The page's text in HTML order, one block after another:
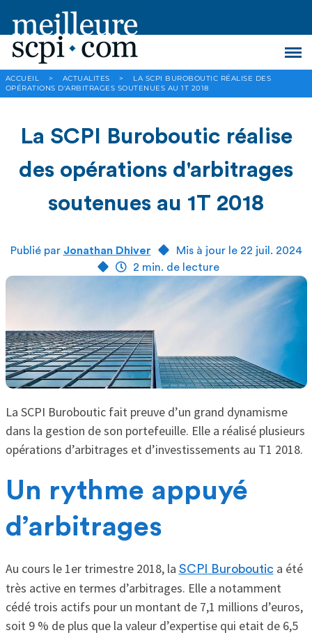
ACCUEIL > ACTUALITES >
LA SCPI BUROBOUTIC RÉALISE DES
OPÉRATIONS D'ARBITRAGES SOUTENUES AU 1T 2018
La SCPI Buroboutic réalise
des opérations d'arbitrages
soutenues au 1T 2018
Publié par Jonathan Dhiver
Mis à jour le 22 juil. 2024
2 min. de lecture
La SCPI Buroboutic fait preuve d’un grand dynamisme
dans la gestion de son portefeuille. Elle a réalisé plusieurs
opérations d’arbitrages et d’investissements au T1 2018.
Un rythme appuyé
d’arbitrages
Au cours le 1er trimestre 2018, la SCPI Buroboutic a été
très active en termes d’arbitrages. Elle a notamment
cédé trois actifs pour un montant de 7,1 millions d’euros,
soit 9 % de plus que la valeur d’expertise qui etait de 6,5